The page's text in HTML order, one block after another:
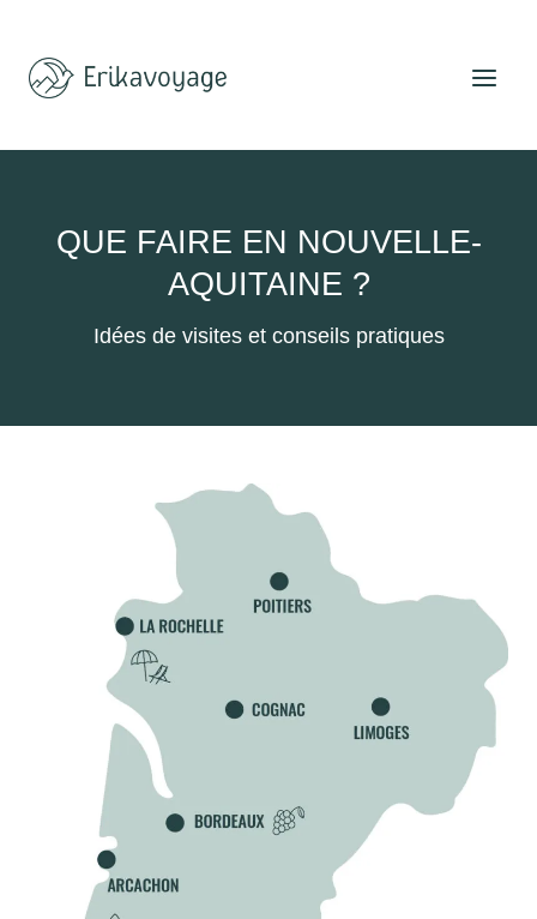
contenu
QUE FAIRE EN NOUVELLE-
AQUITAINE ?
Idées de visites et conseils pratiques